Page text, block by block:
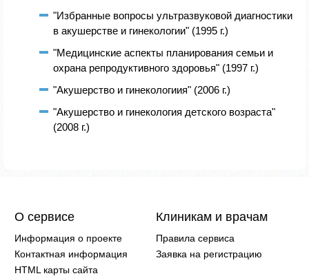
"Избранные вопросы ультразвуковой диагностики
в акушерстве и гинекологии" (1995 г.)
"Медицинские аспекты планирования семьи и
охрана репродуктивного здоровья" (1997 г.)
"Акушерство и гинекологиия" (2006 г.)
"Акушерство и гинекология детского возраста"
(2008 г.)
О сервисе
Информация о проекте
Контактная информация
HTML карты сайта
Клиникам и врачам
Правила сервиса
Заявка на регистрацию